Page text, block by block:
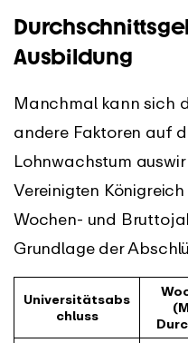
Ausbildung
Manchmal kann sich
andere Faktoren auf
Lohnwachstum
Vereinigten
Wochen- und
Grundlage der
Universitätsabs
chluss